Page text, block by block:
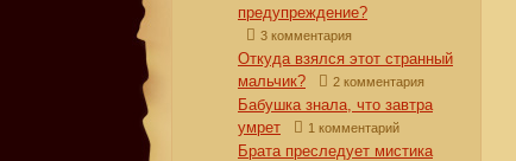
предупреждение?
3 комментария
Откуда взялся этот странный
мальчик?
2 комментария
Бабушка знала, что завтра
умрет
1 комментарий
Брата преследует мистика